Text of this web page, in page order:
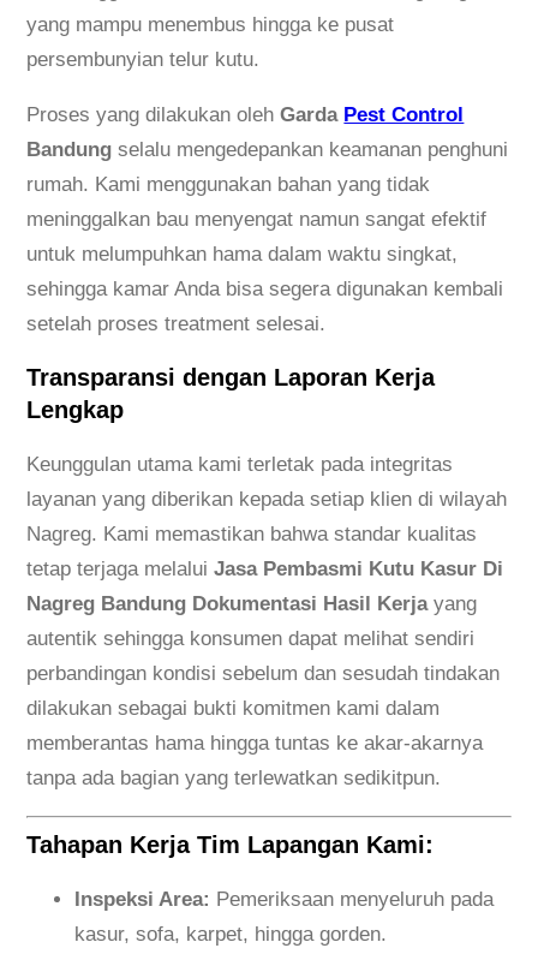
yang mampu menembus hingga ke pusat
persembunyian telur kutu.
Proses yang dilakukan olehGarda Pest Control
Bandung selalu mengedepankan keamanan penghuni
rumah. Kami menggunakan bahan yang tidak
meninggalkan bau menyengat namun sangat efektif
untuk melumpuhkan hama dalam waktu singkat,
sehingga kamar Anda bisa segera digunakan kembali
setelah proses treatment selesai.
Transparansi dengan Laporan Kerja
Lengkap
Keunggulan utama kami terletak pada integritas
layanan yang diberikan kepada setiap klien di wilayah
Nagreg. Kami memastikan bahwa standar kualitas
tetap terjaga melaluiJasa Pembasmi Kutu Kasur Di
Nagreg Bandung Dokumentasi Hasil Kerjayang
autentik sehingga konsumen dapat melihat sendiri
perbandingan kondisi sebelum dan sesudah tindakan
dilakukan sebagai bukti komitmen kami dalam
memberantas hama hingga tuntas ke akar-akarnya
tanpa ada bagian yang terlewatkan sedikitpun.
Tahapan Kerja Tim Lapangan Kami:
Inspeksi Area: Pemeriksaan menyeluruh pada
kasur, sofa, karpet, hingga gorden.